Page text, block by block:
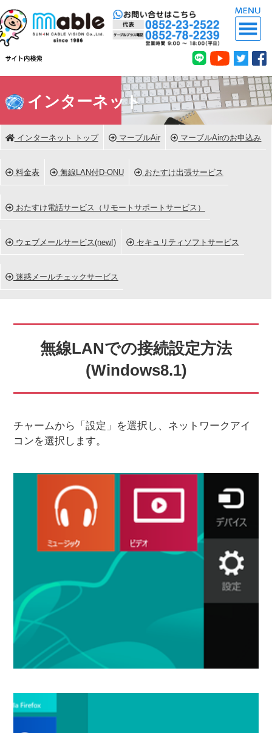
インターネット
インターネット トップ マーブルAir マーブルAirのお申込み
料金表 無線LAN付D-ONU おたすけ出張サービス
おたすけ電話サービス（リモートサポートサービス）
ウェブメールサービス(new!) セキュリティソフトサービス
迷惑メールチェックサービス
無線LANでの接続設定方法
(Windows8.1)
チャームから「設定」を選択し、ネットワークアイ
コンを選択します。